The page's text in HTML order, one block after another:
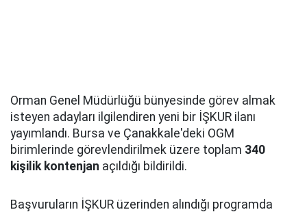
Orman Genel Müdürlüğü bünyesinde görev almak
isteyen adayları ilgilendiren yeni bir İŞKUR ilanı
yayımlandı. Bursa ve Çanakkale'deki OGM
birimlerinde görevlendirilmek üzere toplam 340
kişilik kontenjan açıldığı bildirildi.
Başvuruların İŞKUR üzerinden alındığı programda